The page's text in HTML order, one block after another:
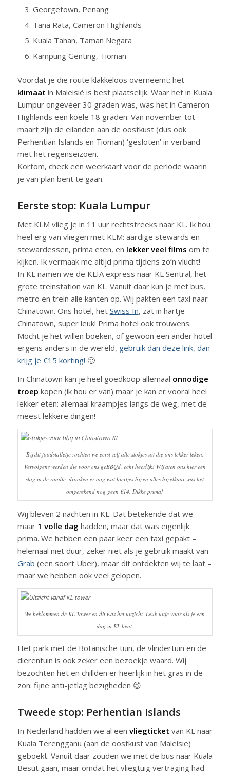
Georgetown, Penang
Tana Rata, Cameron Highlands
Kuala Tahan, Taman Negara
Kampung Genting, Tioman
Voordat je die route klakkeloos overneemt; het
klimaat in Maleisië is best plaatselijk. Waar het in Kuala
Lumpur ongeveer 30 graden was, was het in Cameron
Highlands een koele 18 graden. Van november tot
maart zijn de eilanden aan de oostkust (dus ook
Perhentian Islands en Tioman) ‘gesloten’ in verband
met het regenseizoen.
Kortom, check een weerkaart voor de periode waarin
je van plan bent te gaan.
Eerste stop: Kuala Lumpur
Met KLM vlieg je in 11 uur rechtstreeks naar KL. Ik hou
heel erg van vliegen met KLM: aardige stewards en
stewardessen, prima eten, en lekker veel films om te
kijken. Ik vermaak me altijd prima tijdens zo’n vlucht!
In KL namen we de KLIA express naar KL Sentral, het
grote treinstation van KL. Vanuit daar kun je met bus,
metro en trein alle kanten op. Wij pakten een taxi naar
Chinatown. Ons hotel, het Swiss In, zat in hartje
Chinatown, super leuk! Prima hotel ook trouwens.
Mocht je het willen boeken, of gewoon een ander hotel
ergens anders in de wereld, gebruik dan deze link, dan
krijg je €15 korting! 🙂
In Chinatown kan je heel goedkoop allemaal onnodige
troep kopen (ik hou er van) maar je kan er vooral heel
lekker eten: allemaal kraampjes langs de weg, met de
meest lekkere dingen!
Bij dit foodstalletje zochten we eerst zelf alle stokjes uit die ons lekker leken.
Vervolgens werden die voor ons geBBQd, echt heerlijk! Wij aten ons hier een
slag in de rondte, dronken er nog wat biertjes bij en alles bij elkaar was het
omgerekend nog geen €14. Dikke prima!
Wij bleven 2 nachten in KL. Dat betekende dat we
maar 1 volle dag hadden, maar dat was eigenlijk
prima. We hebben een paar keer een taxi gepakt –
helemaal niet duur, zeker niet als je gebruik maakt van
Grab (een soort Uber), maar dit ontdekten wij te laat –
maar we hebben ook veel gelopen.
We beklommen de KL Tower en dit was het uitzicht. Leuk uitje voor als je een
dag in KL bent.
Het park met de Botanische tuin, de vlindertuin en de
dierentuin is ook zeker een bezoekje waard. Wij
bezochten het en chillden er heerlijk in het gras in de
zon: fijne anti-jetlag bezigheden 😉
Tweede stop: Perhentian Islands
In Nederland hadden we al een vliegticket van KL naar
Kuala Terengganu (aan de oostkust van Maleisie)
geboekt. Vanuit daar zouden we met de bus naar Kuala
Besut gaan, maar omdat het vliegtuig vertraging had